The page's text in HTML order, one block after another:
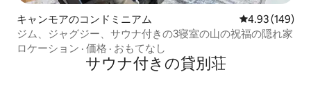
キャンモアのコンドミニアム レビュー149
4.93 (149)
ジム、ジャグジー、サウナ付きの3寝室の山の祝福の隠れ家
ロケーション · 価格 · おもてなし
サウナ付きの貸別荘